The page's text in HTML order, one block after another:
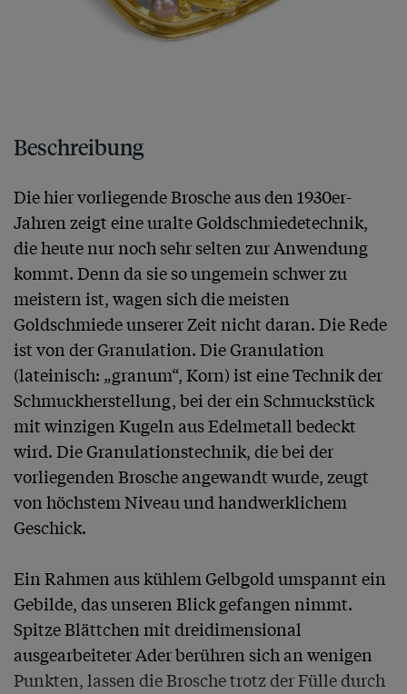
Beschreibung
Die hier vorliegende Brosche aus den 1930er-
Jahren zeigt eine uralte Goldschmiedetechnik,
die heute nur noch sehr selten zur Anwendung
kommt. Denn da sie so ungemein schwer zu
meistern ist, wagen sich die meisten
Goldschmiede unserer Zeit nicht daran. Die Rede
ist von der Granulation. Die Granulation
(lateinisch: „granum“, Korn) ist eine Technik der
Schmuckherstellung, bei der ein Schmuckstück
mit winzigen Kugeln aus Edelmetall bedeckt
wird. Die Granulationstechnik, die bei der
vorliegenden Brosche angewandt wurde, zeugt
von höchstem Niveau und handwerklichem
Geschick.
Ein Rahmen aus kühlem Gelbgold umspannt ein
Gebilde, das unseren Blick gefangen nimmt.
Spitze Blättchen mit dreidimensional
ausgearbeiteter Ader berühren sich an wenigen
Punkten, lassen die Brosche trotz der Fülle durch